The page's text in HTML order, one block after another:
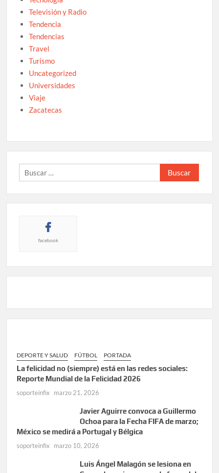
Televisión y Radio
Tendencia
Tendencias
Travel
Turismo
Uncategorized
Universidades
Viaje
Zacatecas
Buscar:
facebook
DEPORTE Y SALUD FÚTBOL PORTADA
La felicidad no (siempre) está en las redes sociales:
Reporte Mundial de la Felicidad 2026
soporteinfix marzo 21, 2026
Javier Aguirre convoca a Guillermo
Ochoa para la Fecha FIFA de marzo;
México se medirá a Portugal y Bélgica
soporteinfix marzo 10, 2026
Luis Ángel Malagón se lesiona en